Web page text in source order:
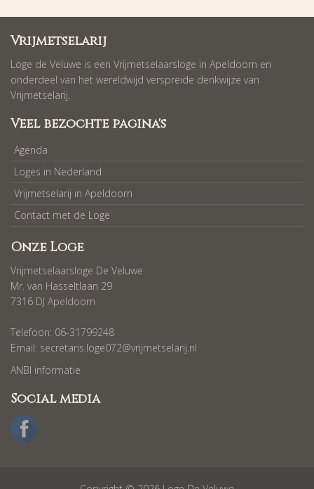
Vrijmetselarij
Loge de Veluwe is een Vrijmetselaarsloge in Apeldoorn en
onderdeel van het wereldwijd verspreide denkwijze van
Vrijmetselarij.
Veel bezochte pagina's
Agenda
Loges in Nederland
Vrijmetselarij in Apeldoorn
Contact met de Loge
Onze Loge
Vrijmetselaarsloge De Veluwe
Mr. van Hasseltlaan 29
7316 DJ Apeldoorn
Telefoon: 06-31799248
Email: secretaris.loge072@vrijmetselarij.nl
ANBI informatie
Social media